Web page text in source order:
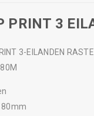
PRINT 3
3-EILANDEN